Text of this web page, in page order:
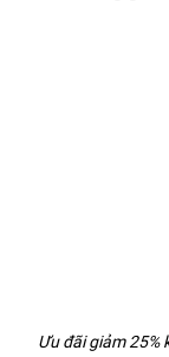
Ưu đãi giảm